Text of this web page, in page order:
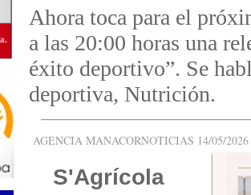
Ahora toca para el
a las 20:00 horas una
éxito deportivo”. Se
deportiva, Nutrición.
AGENCIA MANACORNOTICIAS 14/05/
S'Agrícola